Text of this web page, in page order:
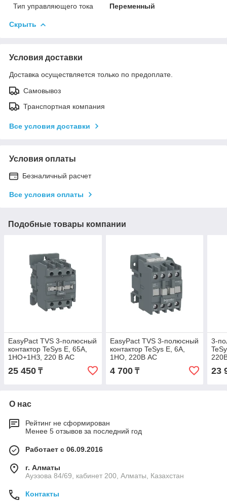
Тип управляющего тока
Переменный
Скрыть
Условия доставки
Доставка осуществляется только по предоплате.
Самовывоз
Транспортная компания
Все условия доставки
Условия оплаты
Безналичный расчет
Все условия оплаты
Подобные товары компании
EasyPact TVS 3-полюсный
контактор TeSys E, 65А,
1НО+1НЗ, 220 В АС
25 450 ₸
EasyPact TVS 3-полюсный
контактор TeSys E, 6А,
1НО, 220В АС
4 700₸
3-
23
О нас
Рейтинг не сформирован
Менее 5 отзывов за последний год
Работает с 06.09.2016
г. Алматы
Ауэзова 84/69, кабинет 200, Алматы, Казахстан
Контакты